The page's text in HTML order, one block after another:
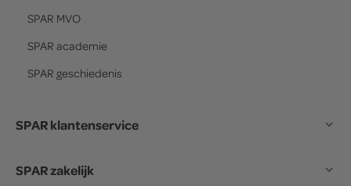
SPAR MVO
SPAR academie
SPAR geschiedenis
SPAR klantenservice
SPAR zakelijk